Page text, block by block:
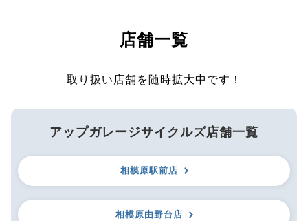
店舗一覧
取り扱い店舗を随時拡大中です！
アップガレージサイクルズ店舗一覧
相模原駅前店
相模原由野台店